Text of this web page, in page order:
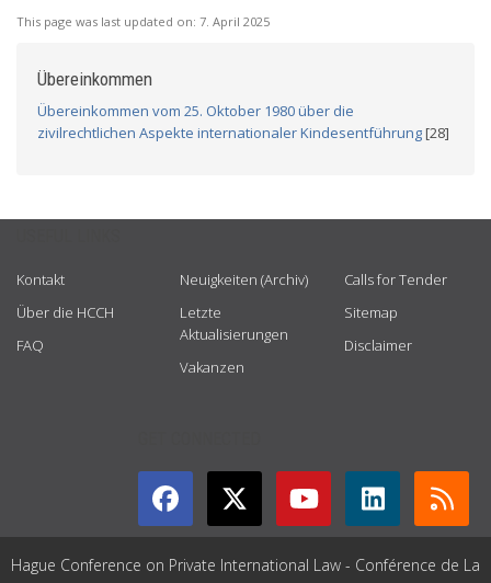
This page was last updated on: 7. April 2025
Übereinkommen
Übereinkommen vom 25. Oktober 1980 über die
zivilrechtlichen Aspekte internationaler Kindesentführung[28]
Kontakt
Über die HCCH
FAQ
Neuigkeiten (Archiv)
Letzte
Aktualisierungen
Vakanzen
Calls for Tender
Sitemap
Disclaimer
Hague Conference on Private International Law - Conférence de La